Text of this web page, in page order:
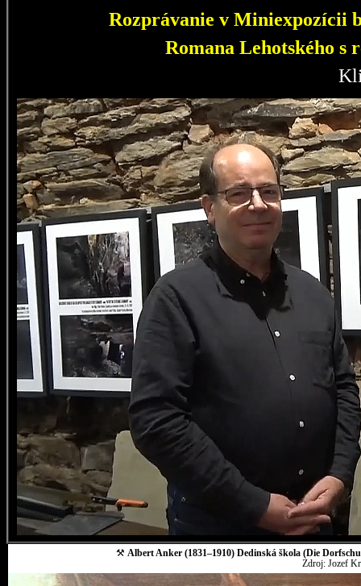
Rozprávanie v Miniexpozícii
Romana Lehotského s
⚒ Albert Anker (1831–1910) Dedinská škola (Die
Zdroj: Jozef